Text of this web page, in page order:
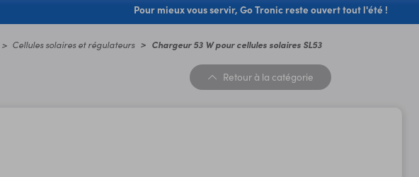
Pour mieux vous servir, Go Tronic reste ouvert tout l'été !
Cellules solaires et régulateurs Chargeur 53 W pour cellules solaires SL53
Retour à la catégorie